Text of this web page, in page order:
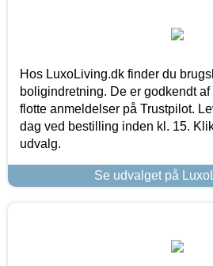
Hos LuxoLiving.dk finder du
boligindretning. De er godkendt
flotte anmeldelser på Trustpilot.
dag ved bestilling inden kl. 15.
udvalg.
Se udvalget på